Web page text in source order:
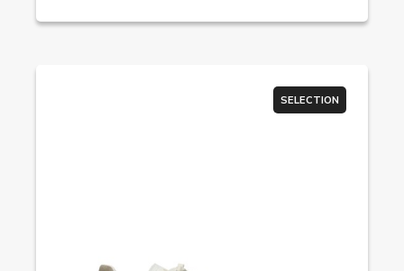
SELECTION